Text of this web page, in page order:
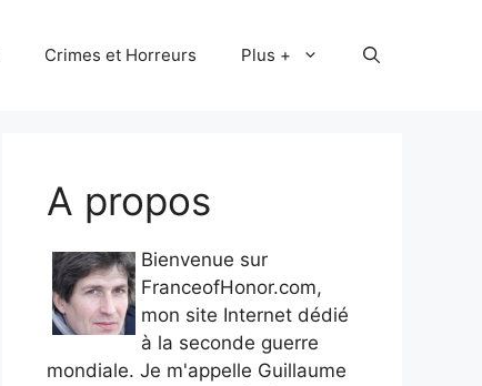
Crimes et Horreurs Plus +
A propos
Bienvenue sur
FranceofHonor.com,
mon site Internet dédié
à la seconde guerre
mondiale. Je m'appelle Guillaume